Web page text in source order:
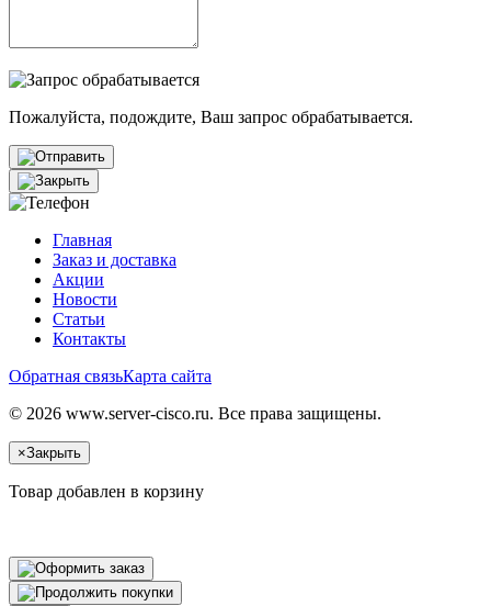
Пожалуйста, подождите, Ваш запрос обрабатывается.
Главная
Заказ и доставка
Акции
Новости
Статьи
Контакты
Обратная связьКарта сайта
© 2026 www.server-cisco.ru. Все права защищены.
×Закрыть
Товар добавлен в корзину